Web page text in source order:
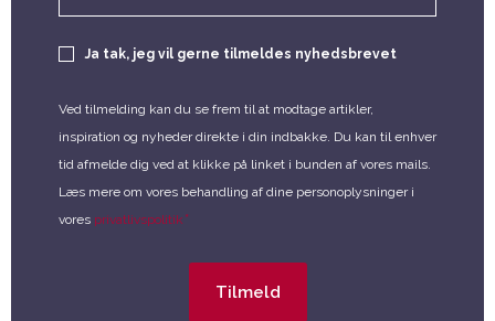
ConsentJa tak, jeg vil gerne tilmeldes nyhedsbrevet
Ved tilmelding kan du se frem til at modtage artikler,
inspiration og nyheder direkte i din indbakke. Du kan til enhver
tid afmelde dig ved at klikke på linket i bunden af vores mails.
Læs mere om vores behandling af dine personoplysninger i
vores privatlivspolitik *